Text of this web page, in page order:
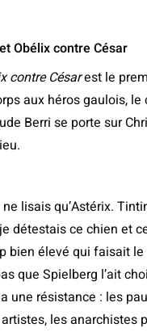
Obélix contre César
contre Césarest le
aux héros gaulois, le
Berri se porte sur
lisais qu’Astérix.
détestais ce chien et
bien élevé qui faisait le
que Spielberg l’ait
une résistance : les
les anarchistes